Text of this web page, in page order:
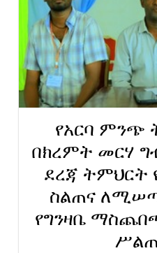
የአርባ ምንጭ
በክረምት መርሃ
ደረጃ ትምህርት
ስልጠና
የግንዛቤ